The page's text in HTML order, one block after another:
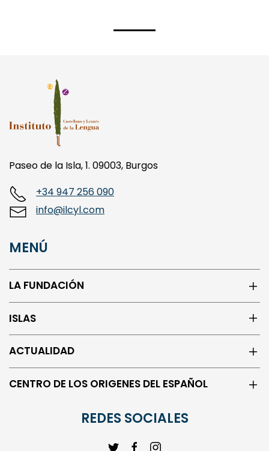
Paseo de la Isla, 1. 09003, Burgos
+34 947 256 090
MENÚ
LA FUNDACIÓN
ISLAS
ACTUALIDAD